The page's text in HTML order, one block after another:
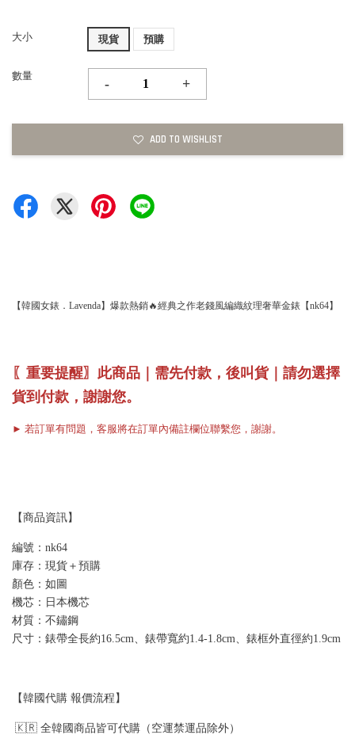
大小 現貨 預購
數量
- +
ADD TO WISHLIST
【韓國女錶．Lavenda】爆款熱銷🔥經典之作老錢風編織紋理奢華金錶【nk64】
〖重要提醒〗此商品｜需先付款，後叫貨｜請勿選擇
貨到付款，謝謝您。
► 若訂單有問題，客服將在訂單內備註欄位聯繫您，謝謝。
【商品資訊】
編號：nk64
庫存：現貨＋預購
顏色：如圖
機芯：日本機芯
材質：不鏽鋼
尺寸：錶帶全長約16.5cm、錶帶寬約1.4-1.8cm、錶框外直徑約1.9cm
【韓國代購 報價流程】
🇰🇷 全韓國商品皆可代購（空運禁運品除外）